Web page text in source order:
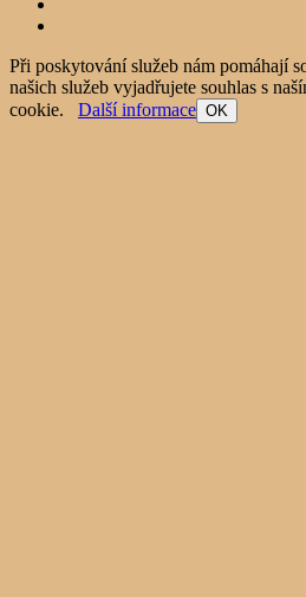
Při poskytování služeb nám pomáhají
našich služeb vyjadřujete souhlas s
cookie. Další informace